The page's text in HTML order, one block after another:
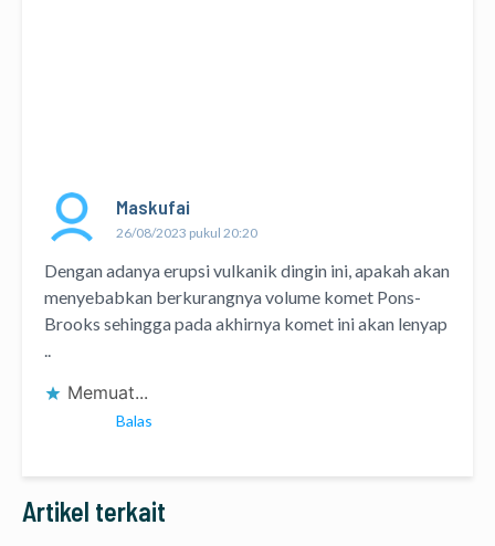
Maskufai
26/08/2023 pukul 20:20
Dengan adanya erupsi vulkanik dingin ini, apakah akan
menyebabkan berkurangnya volume komet Pons-
Brooks sehingga pada akhirnya komet ini akan lenyap
..
Memuat...
Balas
Artikel terkait